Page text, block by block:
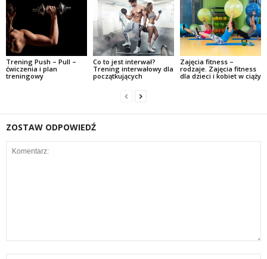
Trening Push – Pull –
ćwiczenia i plan
treningowy
Co to jest interwał?
Trening interwałowy dla
początkujących
Zajęcia fitness –
rodzaje. Zajęcia fitness
dla dzieci i kobiet w ciąży
ZOSTAW ODPOWIEDŹ